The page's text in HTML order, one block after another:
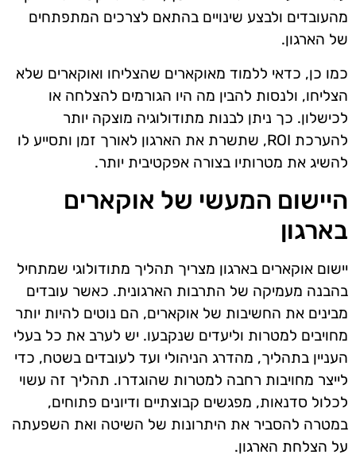
מהעובדים ולבצע שינויים בהתאם לצרכים המתפתחים
של הארגון.
כמו כן, כדאי ללמוד מאוקארים שהצליחו ואוקארים שלא
הצליחו, ולנסות להבין מה היו הגורמים להצלחה או
לכישלון. כך ניתן לבנות מתודולוגיה מוצקה יותר
להערכת ROI, שתשרת את הארגון לאורך זמן ותסייע לו
להשיג את מטרותיו בצורה אפקטיבית יותר.
היישום המעשי של אוקארים
בארגון
יישום אוקארים בארגון מצריך תהליך מתודולוגי שמתחיל
בהבנה מעמיקה של התרבות הארגונית. כאשר עובדים
מבינים את החשיבות של אוקארים, הם נוטים להיות יותר
מחויבים למטרות וליעדים שנקבעו. יש לערב את כל בעלי
העניין בתהליך, מהדרג הניהולי ועד לעובדים בשטח, כדי
לייצר מחויבות רחבה למטרות שהוגדרו. תהליך זה עשוי
לכלול סדנאות, מפגשים קבוצתיים ודיונים פתוחים,
במטרה להסביר את היתרונות של השיטה ואת השפעתה
על הצלחת הארגון.